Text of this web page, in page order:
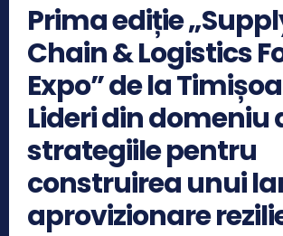
Prima ediție
Chain & Logistics
Expo” de la
Lideri din domeniu
strategiile pentru
construirea unui
aprovizionare